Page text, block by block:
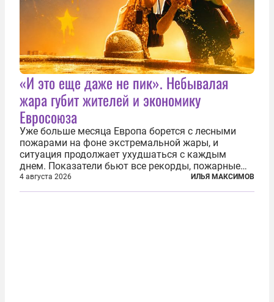
«И это еще даже не пик». Небывалая
жара губит жителей и экономику
Евросоюза
Уже больше месяца Европа борется с лесными
пожарами на фоне экстремальной жары, и
ситуация продолжает ухудшаться с каждым
днем. Показатели бьют все рекорды, пожарные
гибнут, масштабы эвакуации растут, а засуха тем
временем добивает реки, энергетику и сельское
4 августа 2026 ИЛЬЯ МАКСИМОВ